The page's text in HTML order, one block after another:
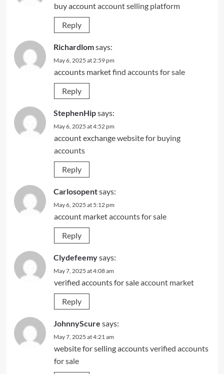
buy accountaccount selling platform
Reply
Richardlomsays:
May 6, 2025 at 2:59 pm
accounts marketfind accounts for sale
Reply
StephenHipsays:
May 6, 2025 at 4:52 pm
account exchangewebsite for buying
accounts
Reply
Carlosopentsays:
May 6, 2025 at 5:12 pm
account marketaccounts for sale
Reply
Clydefeemysays:
May 7, 2025 at 4:08 am
verified accounts for saleaccount market
Reply
JohnnyScure says:
May 7, 2025 at 4:21 am
website for selling accountsverified accounts
for sale